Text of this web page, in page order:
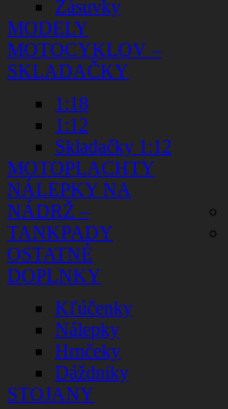
Zásuvky
MODELY
MOTOCYKLOV –
SKLADAČKY
1:18
1:12
Skladačky 1:12
MOTOPLACHTY
NÁLEPKY NA
NÁDRŽ –
TANKPADY
OSTATNÉ
DOPLNKY
Kľúčenky
Nálepky
Hrnčeky
Dáždniky
STOJANY